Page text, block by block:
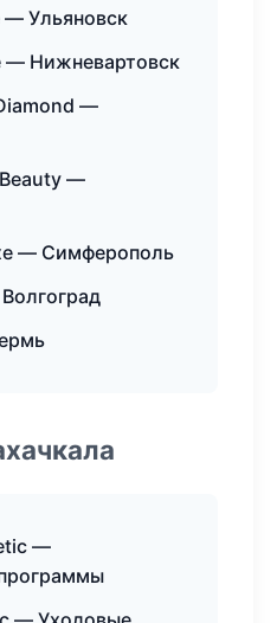
— Ульяновск
— Нижневартовск
—
—
— Симферополь
—